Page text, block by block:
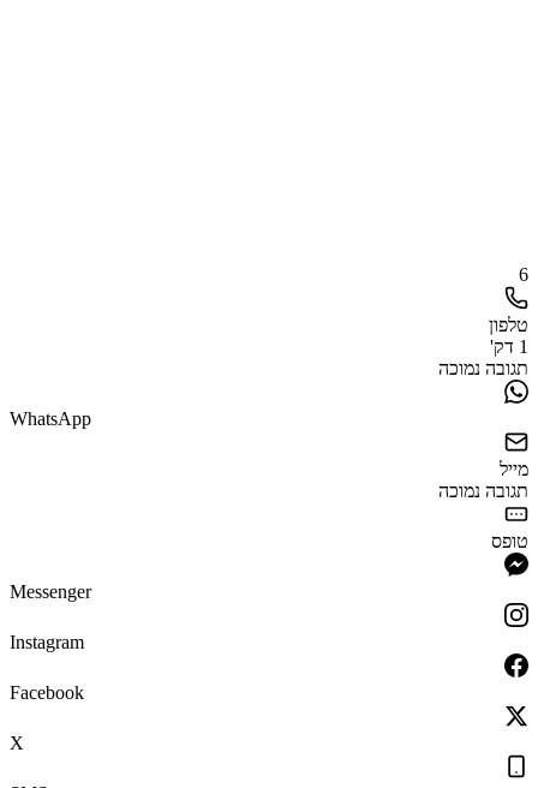
6
טלפון
1 דק'
תגובה נמוכה
WhatsApp
מייל
תגובה נמוכה
טופס
Messenger
Instagram
Facebook
X